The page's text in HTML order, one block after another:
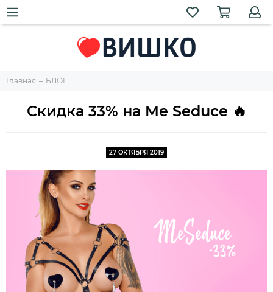
Главная БЛОГ
Скидка 33% на Me Seduce 🔥
27 ОКТЯБРЯ 2019